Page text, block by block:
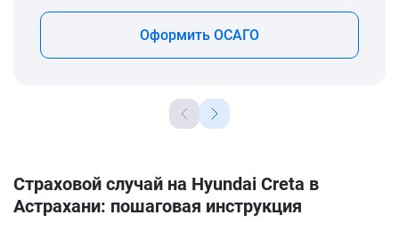
Оформить ОСАГО
Страховой случай на Hyundai Creta в
Астрахани: пошаговая инструкция